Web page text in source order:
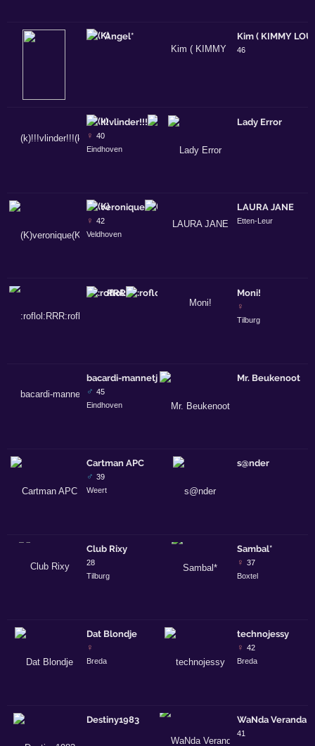
*Angel*
!!!vlinder!!!
♀ 40
Eindhoven
veronique
♀ 42
Veldhoven
RRR
bacardi-mannetje
♂ 45
Eindhoven
Cartman APC
♂ 39
Weert
Club Rixy
28
Tilburg
Dat Blondje
♀
Breda
Destiny1983
Kim ( KIMMY
46
Lady Error
LAURA JANE
Etten-Leur
Moni!
♀
Tilburg
Mr. Beukenoot
s@nder
Sambal*
♀ 37
Boxtel
technojessy
♀ 42
Breda
WaNda Veranda
41